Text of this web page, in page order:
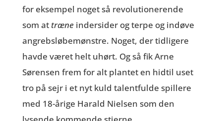
for eksempel noget så revolutionerende
som at træneindersider og terpe og indøve
angrebsløbemønstre. Noget, der tidligere
havde været helt uhørt. Og så fik Arne
Sørensen frem for alt plantet en hidtil uset
tro på sejr i et nyt kuld talentfulde spillere
med 18-årige Harald Nielsen som den